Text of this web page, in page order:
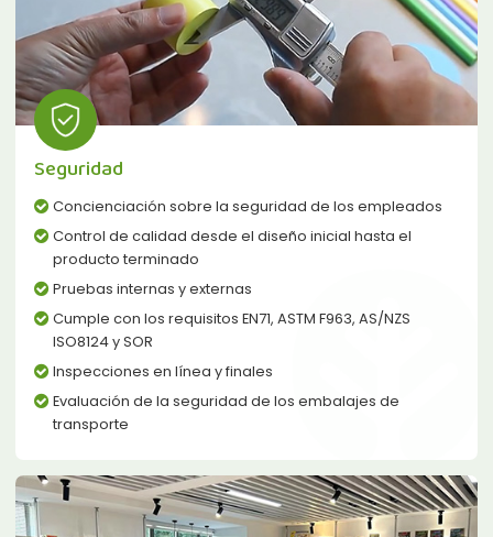
Seguridad
Concienciación sobre la seguridad de los empleados
Control de calidad desde el diseño inicial hasta el
producto terminado
Pruebas internas y externas
Cumple con los requisitos EN71, ASTM F963, AS/NZS
ISO8124 y SOR
Inspecciones en línea y finales
Evaluación de la seguridad de los embalajes de
transporte